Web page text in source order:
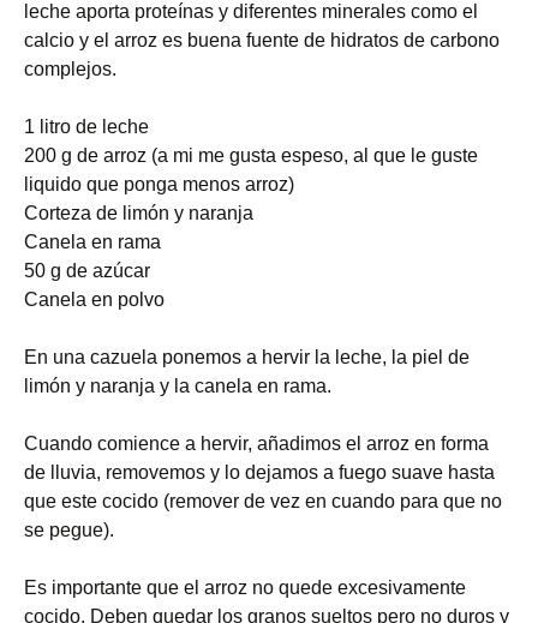
leche aporta proteínas y diferentes minerales como el
calcio y el arroz es buena fuente de hidratos de carbono
complejos.
1 litro de leche
200 g de arroz (a mi me gusta espeso, al que le guste
liquido que ponga menos arroz)
Corteza de limón y naranja
Canela en rama
50 g de azúcar
Canela en polvo
En una cazuela ponemos a hervir la leche, la piel de
limón y naranja y la canela en rama.
Cuando comience a hervir, añadimos el arroz en forma
de lluvia, removemos y lo dejamos a fuego suave hasta
que este cocido (remover de vez en cuando para que no
se pegue).
Es importante que el arroz no quede excesivamente
cocido. Deben quedar los granos sueltos pero no duros y